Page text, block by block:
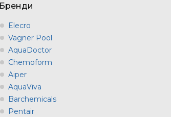
Бренди
Elecro
Vagner Pool
AquaDoctor
Chemoform
Aiper
AquaViva
Barchemicals
Pentair